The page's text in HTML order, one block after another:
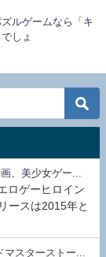
ルゲームなら「キ
しょ
、美少女ゲー...
ロゲーヒロイン
ースは2015年と
スターストー...